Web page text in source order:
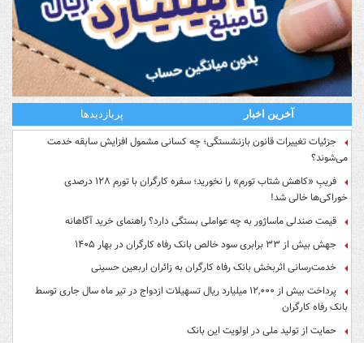
آخرین اخبار پربازدیدها
جزئیات تغییرات قانون بازنشستگی؛ چه کسانی مشمول افزایش سابقه خدمت
می‌شوند؟
فریبِ «کاهش شتاب تورم» را نخورید؛ سفره کارگران با تورم ۱۲۸ درصدی
خوراکی‌ها خالی شد!
قیمت صندلی ماساژور به چه عواملی بستگی دارد؟ راهنمای خرید آگاهانه
جهش بیش از ۳۳ برابری سود خالص بانک رفاه کارگران در بهار ۱۴۰۵
خدمت‌رسانی اثربخش بانک رفاه کارگران به زائران اربعین حسینی
پرداخت بیش از ۱۲,۰۰۰ میلیارد ریال تسهیلات ازدواج در تیر ماه سال جاری توسط
بانک رفاه کارگران
حمایت از تولید ملی در اولویت این بانک